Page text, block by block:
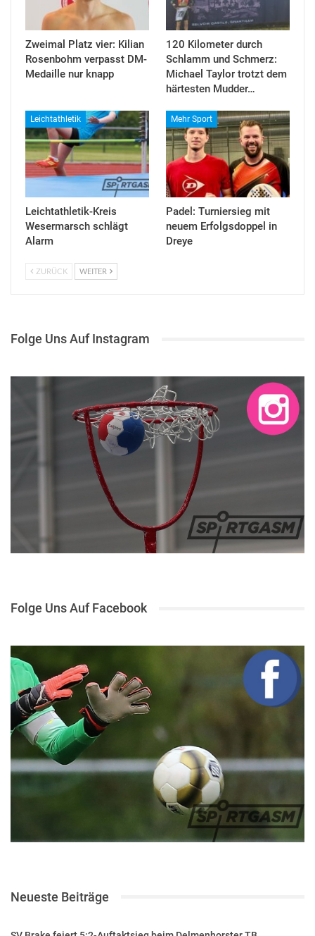
Zweimal Platz vier: Kilian
Rosenbohm verpasst DM-
Medaille nur knapp
120 Kilometer durch
Schlamm und Schmerz:
Michael Taylor trotzt dem
härtesten Mudder…
Leichtathletik
Leichtathletik-Kreis
Wesermarsch schlägt
Alarm
Mehr Sport
Padel: Turniersieg mit
neuem Erfolgsdoppel in
Dreye
ZURÜCK WEITER
Folge Uns Auf Instagram
Folge Uns Auf Facebook
Neueste Beiträge